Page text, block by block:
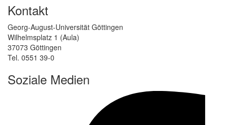
Kontakt
Georg-August-Universität Göttingen
Wilhelmsplatz 1 (Aula)
37073 Göttingen
Tel. 0551 39-0
Soziale Medien